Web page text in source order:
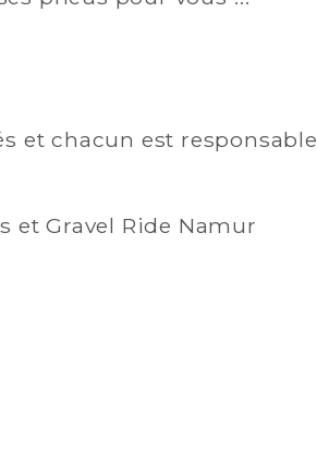
et chacun est responsable
et Gravel Ride Namur